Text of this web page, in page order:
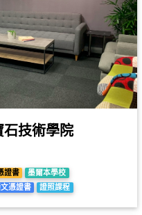
技術學院
證書
墨爾本學校
憑證書 證照課程